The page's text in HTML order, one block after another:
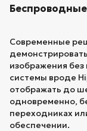
Современные
изображения
системы вроде
отображать до
одновременно,
переходниках
обеспечении.